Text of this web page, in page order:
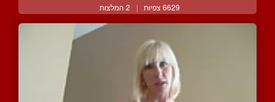
6629 צפיות | 2 המלצות